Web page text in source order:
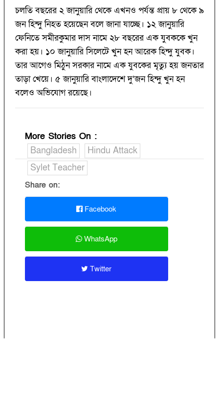
চলতি বছরের ২ জানুয়ারি থেকে এখনও পর্যন্ত প্রায় ৮ থেকে ৯
জন হিন্দু নিহত হয়েছেন বলে জানা যাচ্ছে। ১২ জানুয়ারি
ফেনিতে সমীরকুমার দাস নামে ২৮ বছরের এক যুবককে খুন
করা হয়। ১০ জানুয়ারি সিলেটে খুন হন আরেক হিন্দু যুবক।
তার আগেও মিঠুন সরকার নামে এক যুবকের মৃত্যু হয় জনতার
তাড়া খেয়ে। ৫ জানুয়ারি বাংলাদেশে দু’জন হিন্দু খুন হন
বলেও অভিযোগ রয়েছে।
More Stories On :
Bangladesh
Hindu Attack
Sylet Teacher
Share on:
Facebook
WhatsApp
Twitter